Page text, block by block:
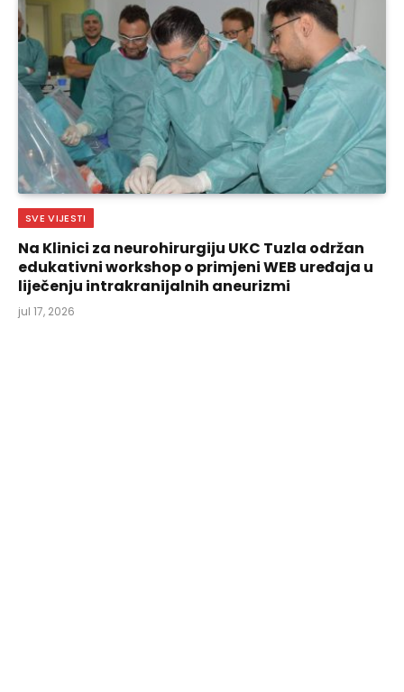
SVE VIJESTI
Na Klinici za neurohirurgiju UKC Tuzla održan
edukativni workshop o primjeni WEB uređaja u
liječenju intrakranijalnih aneurizmi
jul 17, 2026